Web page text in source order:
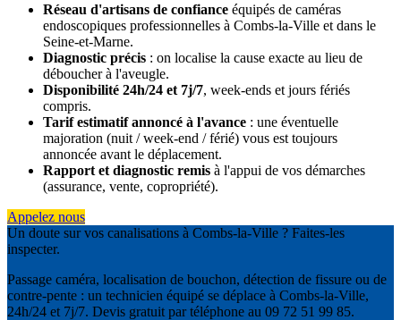
Réseau d'artisans de confiance équipés de caméras
endoscopiques professionnelles à Combs-la-Ville et dans le
Seine-et-Marne.
Diagnostic précis : on localise la cause exacte au lieu de
déboucher à l'aveugle.
Disponibilité 24h/24 et 7j/7, week-ends et jours fériés
compris.
Tarif estimatif annoncé à l'avance : une éventuelle
majoration (nuit / week-end / férié) vous est toujours
annoncée avant le déplacement.
Rapport et diagnostic remis à l'appui de vos démarches
(assurance, vente, copropriété).
Appelez nous
Un doute sur vos canalisations à Combs-la-Ville ? Faites-les
inspecter.
Passage caméra, localisation de bouchon, détection de fissure ou de
contre-pente : un technicien équipé se déplace à Combs-la-Ville,
24h/24 et 7j/7. Devis gratuit par téléphone au 09 72 51 99 85.